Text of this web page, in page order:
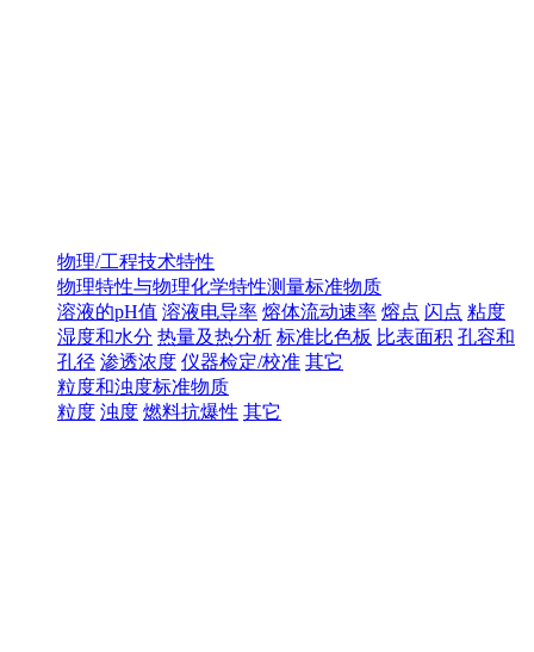
物理/工程技术特性
物理特性与物理化学特性测量标准物质
溶液的pH值 溶液电导率 熔体流动速率 熔点 闪点 粘度
湿度和水分 热量及热分析 标准比色板 比表面积 孔容和
孔径 渗透浓度 仪器检定/校准 其它
粒度和浊度标准物质
粒度 浊度 燃料抗爆性 其它